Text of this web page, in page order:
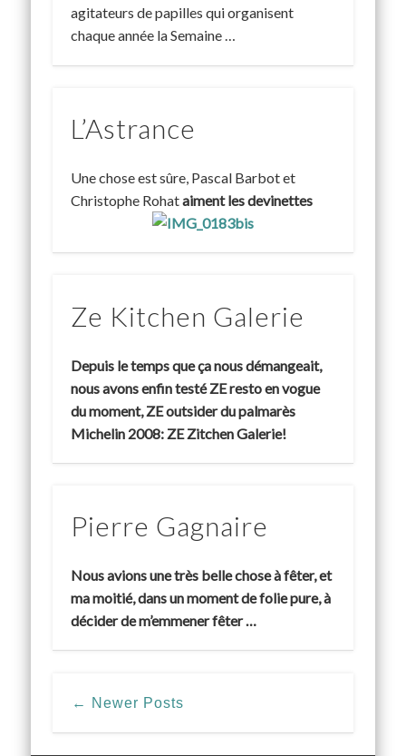
agitateurs de papilles qui organisent
chaque année la Semaine …
L’Astrance
Une chose est sûre, Pascal Barbot et
Christophe Rohataiment les devinettes
Ze Kitchen Galerie
Depuis le temps que ça nous démangeait,
nous avons enfin testé ZE resto en vogue
du moment, ZE outsider du palmarès
Michelin 2008: ZE Zitchen Galerie!
Pierre Gagnaire
Nous avions une très belle chose à fêter, et
ma moitié, dans un moment de folie pure, à
décider de m’emmener fêter …
← Newer Posts